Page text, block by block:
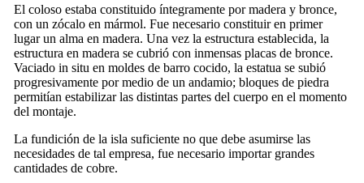
El coloso estaba constituido íntegramente por madera y bronce,
con un zócalo en mármol. Fue necesario constituir en primer
lugar un alma en madera. Una vez la estructura establecida, la
estructura en madera se cubrió con inmensas placas de bronce.
Vaciado in situ en moldes de barro cocido, la estatua se subió
progresivamente por medio de un andamio; bloques de piedra
permitían estabilizar las distintas partes del cuerpo en el momento
del montaje.
La fundición de la isla suficiente no que debe asumirse las
necesidades de tal empresa, fue necesario importar grandes
cantidades de cobre.